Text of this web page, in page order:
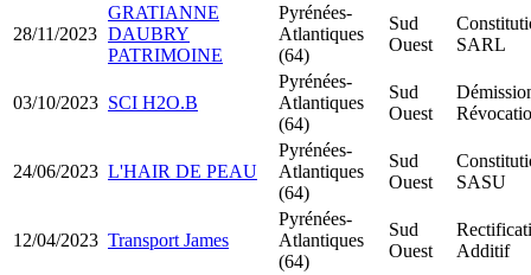
28/11/2023
GRATIANNE
DAUBRY
PATRIMOINE
Pyrénées-
Atlantiques
(64)
Sud
Ouest
SARL
03/10/2023 SCI H2O.B
Pyrénées-
Atlantiques
(64)
Sud
Ouest
24/06/2023 L'HAIR DE PEAU
Pyrénées-
Atlantiques
(64)
Sud
Ouest
SASU
12/04/2023 Transport James
Pyrénées-
Atlantiques
(64)
Sud
Ouest
Additif